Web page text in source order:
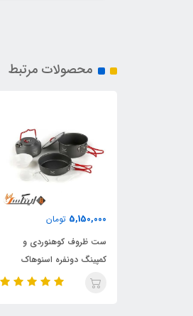
محصولات مرتبط
5,150,000 تومان
ست ظروف کوهنوردی و
کمپینگ دونفره اسنوهاک